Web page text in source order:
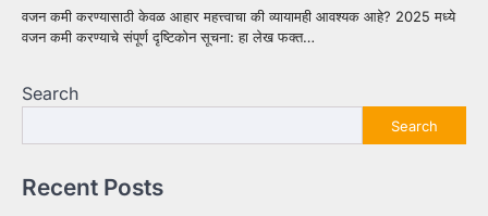
वजन कमी करण्यासाठी केवळ आहार महत्त्वाचा की व्यायामही आवश्यक आहे? 2025 मध्ये
वजन कमी करण्याचे संपूर्ण दृष्टिकोन सूचना: हा लेख फक्त…
Search
Search
Recent Posts